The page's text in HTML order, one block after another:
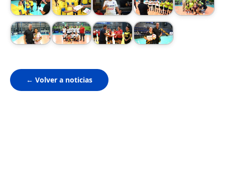
← Volver a noticias